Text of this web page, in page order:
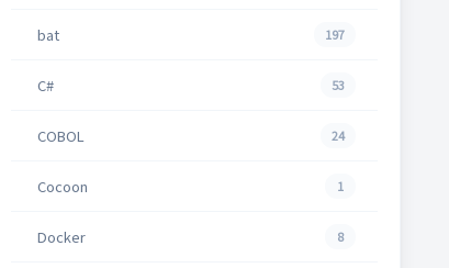
bat 197
C# 53
COBOL 24
Cocoon 1
Docker 8